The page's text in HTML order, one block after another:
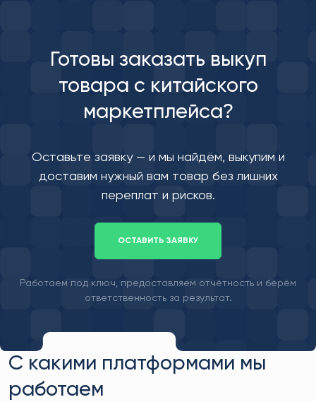
Готовы заказать выкуп
товара с китайского
маркетплейса?
Оставьте заявку — и мы найдём, выкупим и
доставим нужный вам товар без лишних
переплат и рисков.
ОСТАВИТЬ ЗАЯВКУ
Работаем под ключ, предоставляем отчётность и берём
ответственность за результат.
С какими платформами мы
работаем